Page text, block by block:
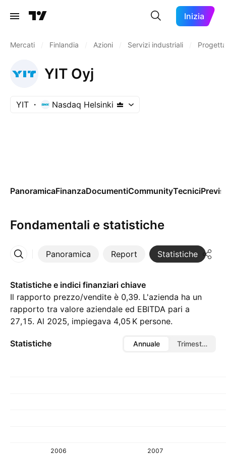
Inizia
Mercati Finlandia Azioni Servizi industriali
YIT Oyj
YIT Nasdaq Helsinki
PanoramicaFinanzaDocumentiCommunityTecnici
Fondamentali e statistiche
Panoramica Report Statistiche
Altro
Statistiche e indici finanziari chiave
Il rapporto prezzo/vendite è 0,39. L'azienda ha un
rapporto tra valore aziendale ed EBITDA pari a
27,15. Al 2025, impiegava ‪4,05 K‬ persone.
Statistiche Annuale Trimestrale
2006
2007